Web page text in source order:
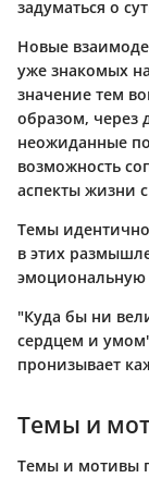
задуматься о
Новые
уже знакомых
значение тем
образом, через
неожиданные
возможность
аспекты жизни
Темы
в этих
эмоциональную
"Куда бы ни
сердцем и
пронизывает
Темы и
Темы и мотивы